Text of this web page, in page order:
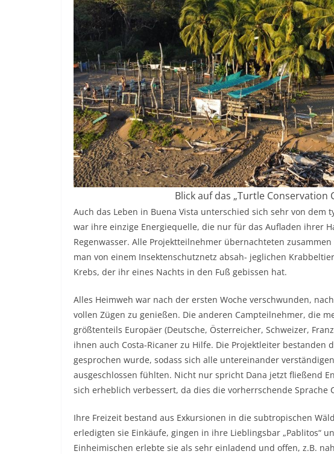
Blick auf das „Turtle Conservation
Auch das Leben in Buena Vista unterschied sich sehr von dem
war ihre einzige Energiequelle, die nur für das Aufladen ihrer
Regenwasser. Alle Projektteilnehmer übernachteten
man von einem Insektenschutznetz absah- jeglichen
Krebs, der ihr eines Nachts in den Fuß gebissen hat.
Alles Heimweh war nach der ersten Woche verschwunden,
vollen Zügen zu genießen. Die anderen Campteilnehmer, die
größtenteils Europäer (Deutsche, Österreicher, Schweizer,
ihnen auch Costa-Ricaner zu Hilfe. Die Projektleiter bestanden
gesprochen wurde, sodass sich alle untereinander
ausgeschlossen fühlten. Nicht nur spricht Dana jetzt fließend
sich erheblich verbessert, da dies die vorherrschende Sprache
Ihre Freizeit bestand aus Exkursionen in die subtropischen
erledigten sie Einkäufe, gingen in ihre Lieblingsbar „Pablitos“
Einheimischen erlebte sie als sehr einladend und offen, z.B.